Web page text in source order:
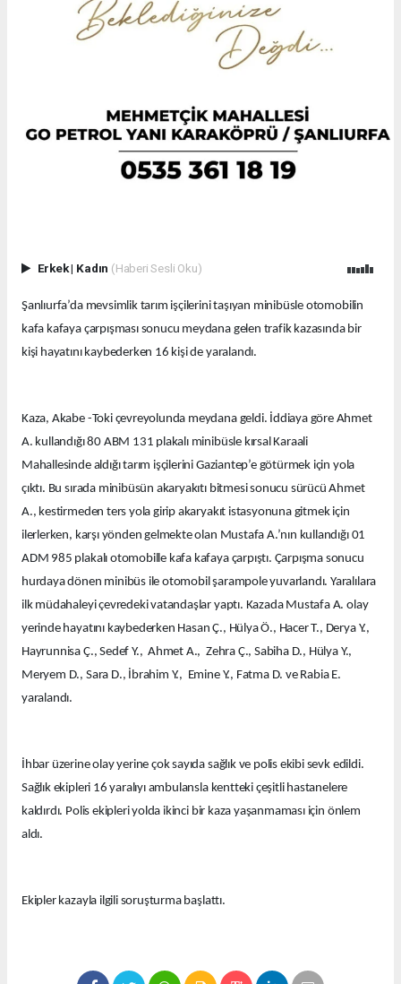
Erkek| Kadın (Haberi Sesli Oku)
Şanlıurfa’da mevsimlik tarım işçilerini taşıyan minibüsle otomobilin
kafa kafaya çarpışması sonucu meydana gelen trafik kazasında bir
kişi hayatını kaybederken 16 kişi de yaralandı.
Kaza, Akabe -Toki çevreyolunda meydana geldi. İddiaya göre Ahmet
A. kullandığı 80 ABM 131 plakalı minibüsle kırsal Karaali
Mahallesinde aldığı tarım işçilerini Gaziantep’e götürmek için yola
çıktı. Bu sırada minibüsün akaryakıtı bitmesi sonucu sürücü Ahmet
A., kestirmeden ters yola girip akaryakıt istasyonuna gitmek için
ilerlerken, karşı yönden gelmekte olan Mustafa A.’nın kullandığı 01
ADM 985 plakalı otomobille kafa kafaya çarpıştı. Çarpışma sonucu
hurdaya dönen minibüs ile otomobil şarampole yuvarlandı. Yaralılara
ilk müdahaleyi çevredeki vatandaşlar yaptı. Kazada Mustafa A. olay
yerinde hayatını kaybederken Hasan Ç., Hülya Ö., Hacer T., Derya Y.,
Hayrunnisa Ç., Sedef Y., Ahmet A., Zehra Ç., Sabiha D., Hülya Y.,
Meryem D., Sara D., İbrahim Y., Emine Y., Fatma D. ve Rabia E.
yaralandı.
İhbar üzerine olay yerine çok sayıda sağlık ve polis ekibi sevk edildi.
Sağlık ekipleri 16 yaralıyı ambulansla kentteki çeşitli hastanelere
kaldırdı. Polis ekipleri yolda ikinci bir kaza yaşanmaması için önlem
aldı.
Ekipler kazayla ilgili soruşturma başlattı.